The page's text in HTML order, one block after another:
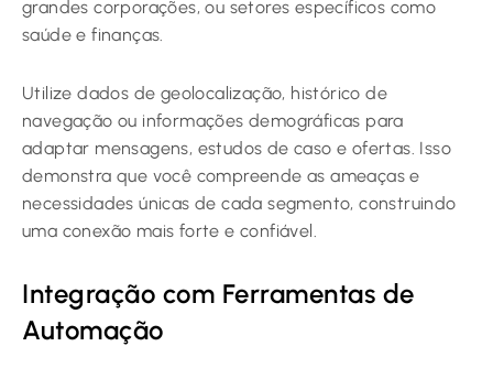
grandes corporações, ou setores específicos como
saúde e finanças.
Utilize dados de geolocalização, histórico de
navegação ou informações demográficas para
adaptar mensagens, estudos de caso e ofertas. Isso
demonstra que você compreende as ameaças e
necessidades únicas de cada segmento, construindo
uma conexão mais forte e confiável.
Integração com Ferramentas de
Automação